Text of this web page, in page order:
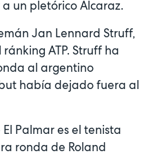
un pletórico Alcaraz.
Jan Lennard Struff,
ATP. Struff ha
al argentino
había dejado fuera al
El Palmar es el tenista
ronda de Roland